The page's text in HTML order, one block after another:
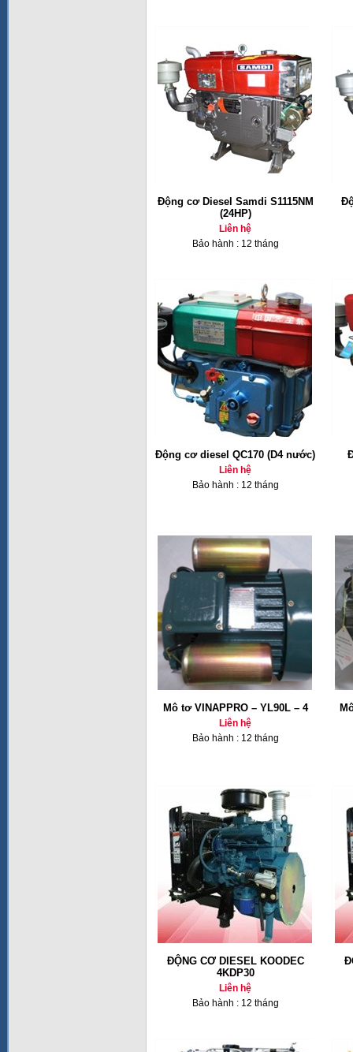
Động cơ Diesel Samdi S1115NM
(24HP)
Liên hệ
Bảo hành : 12 tháng
Động cơ diesel QC170 (D4 nước)
Liên hệ
Bảo hành : 12 tháng
Mô tơ VINAPPRO – YL90L – 4
Liên hệ
Bảo hành : 12 tháng
ĐỘNG CƠ DIESEL KOODEC
4KDP30
Liên hệ
Bảo hành : 12 tháng